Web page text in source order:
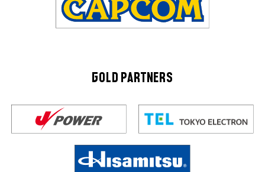
GOLD PARTNERS